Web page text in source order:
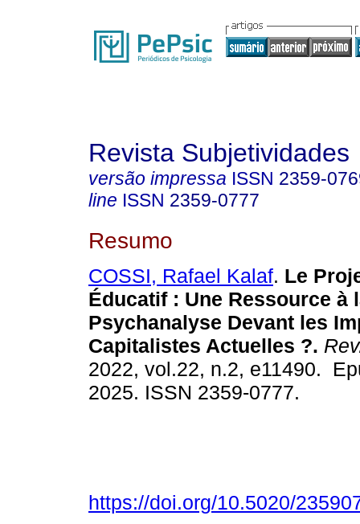
Revista Subjetividades
versão impressa ISSN 2359-
line ISSN 2359-0777
Resumo
COSSI, Rafael Kalaf. Le
Éducatif : Une Ressource à
Psychanalyse Devant les
Capitalistes Actuelles ?.
2022, vol.22, n.2, e11490.
2025. ISSN 2359-0777.
https://doi.org/10.5020/